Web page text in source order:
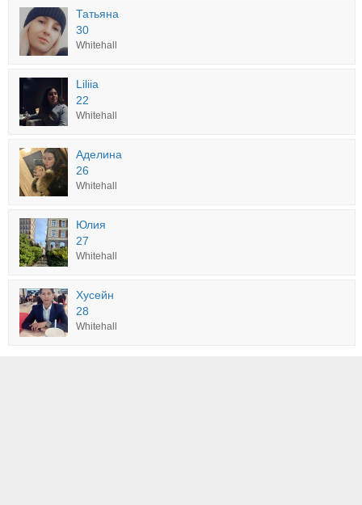
Татьяна
30
Whitehall
Liliia
22
Whitehall
Аделина
26
Whitehall
Юлия
27
Whitehall
Хусейн
28
Whitehall